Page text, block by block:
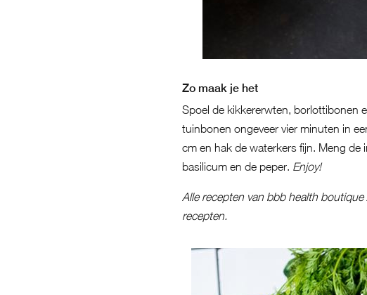
Zo maak je het
Spoel de kikkererwten, borlottibonen
tuinbonen ongeveer vier minuten in
cm en hak de waterkers fijn. Meng de
basilicum en de peper. Enjoy!
Alle recepten van bbb health
recepten.